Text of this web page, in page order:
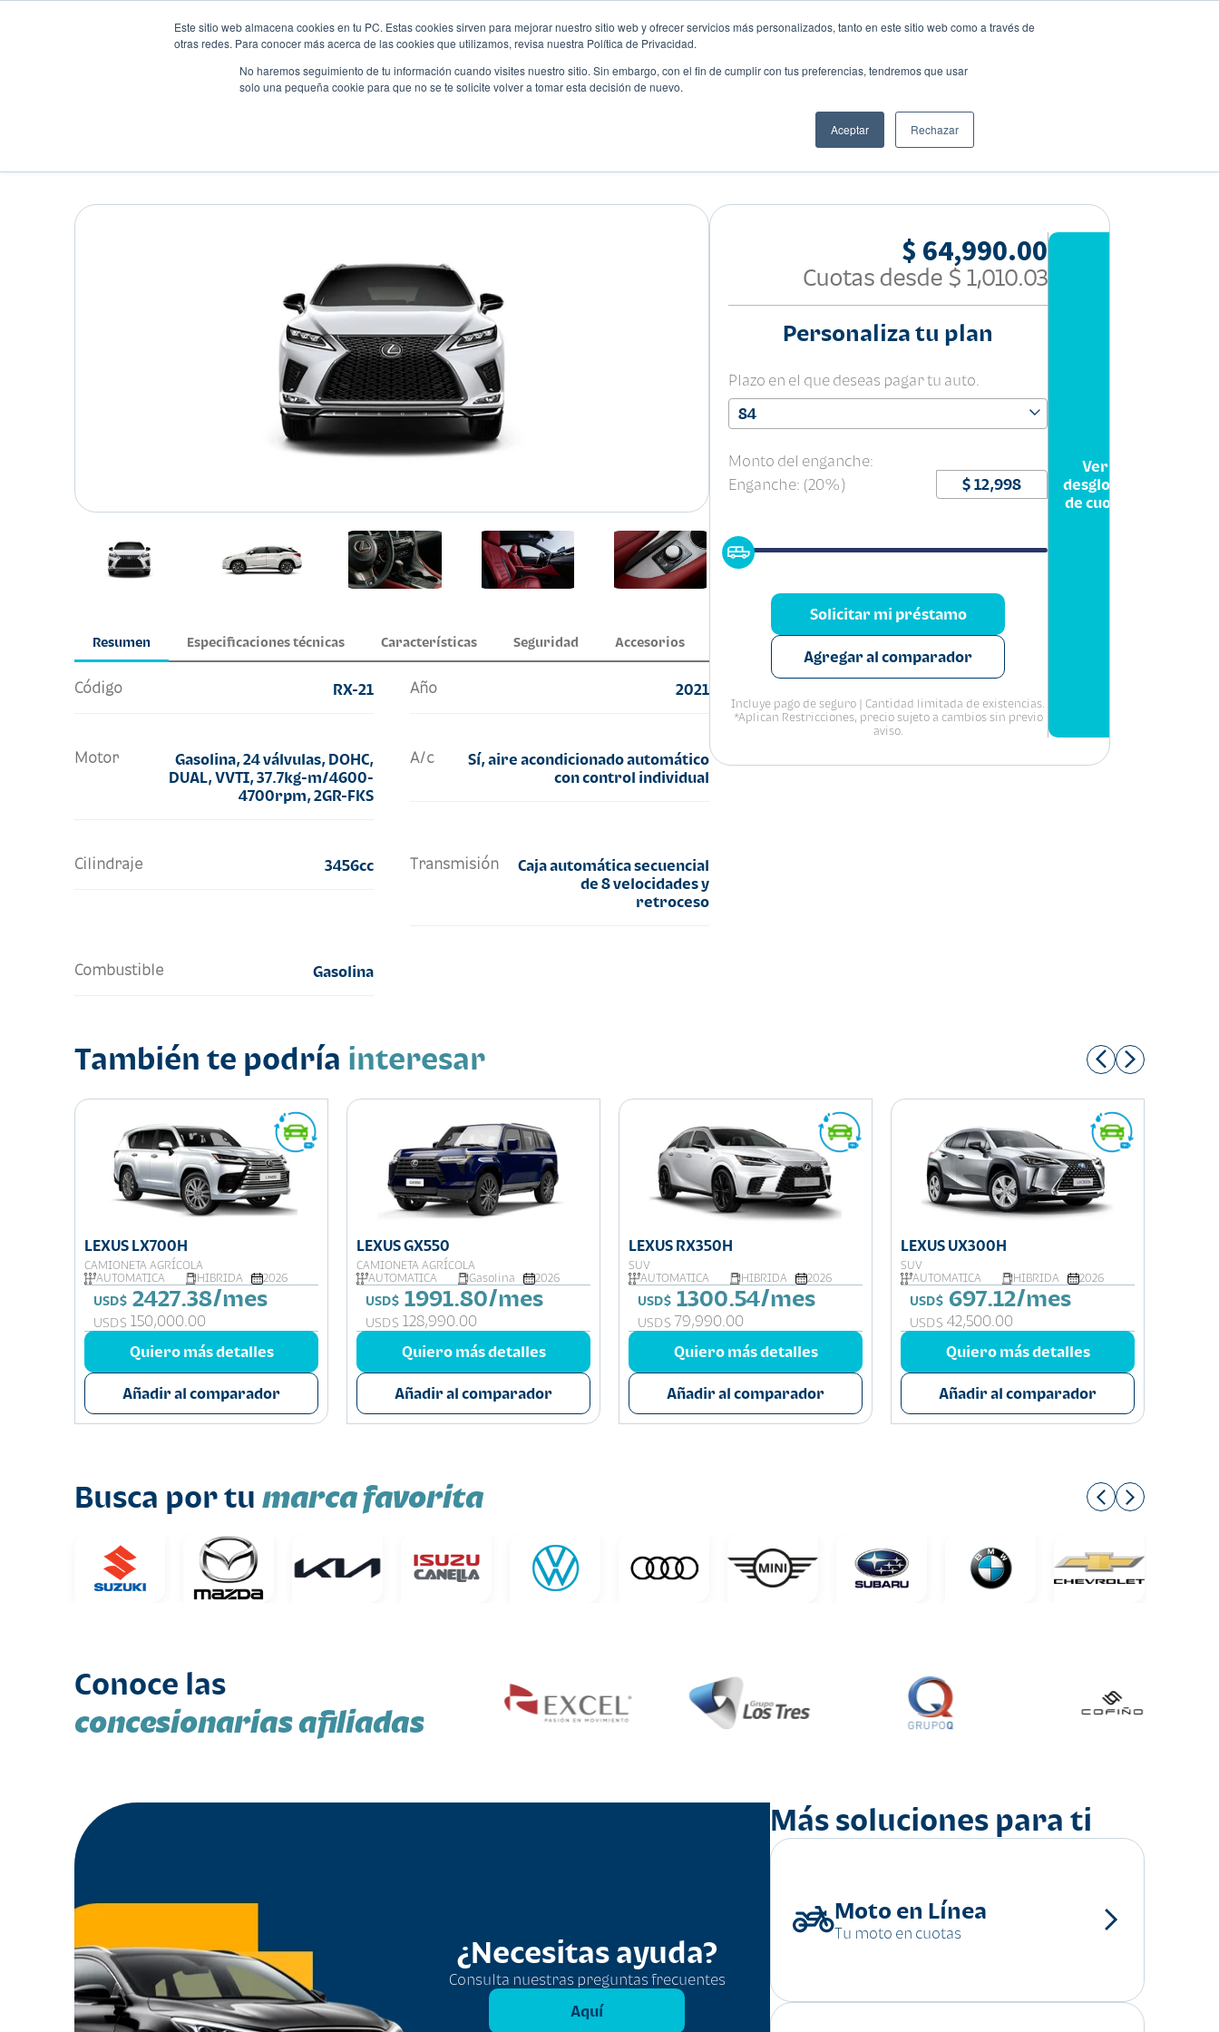
Este sitio web almacena cookies en tu PC. Estas cookies sirven para mejorar nuestro sitio web y ofrecer servicios más personalizados, tanto en este sitio web como a través de
otras redes. Para conocer más acerca de las cookies que utilizamos, revisa nuestra Política de Privacidad.
No haremos seguimiento de tu información cuando visites nuestro sitio. Sin embargo, con el fin de cumplir con tus preferencias, tendremos que usar
solo una pequeña cookie para que no se te solicite volver a tomar esta decisión de nuevo.
Aceptar Rechazar
Compartir:
Resumen Especificaciones técnicas Características Seguridad Accesorios
Código RX-21 Año 2021
Motor
Gasolina, 24 válvulas, DOHC,
DUAL, VVTI, 37.7kg-m/4600-
4700rpm, 2GR-FKS
A/c
Sí, aire acondicionado automático
con control individual
Cilindraje 3456cc Transmisión
Caja automática secuencial
de 8 velocidades y
retroceso
Combustible Gasolina
$ 64,990.00
Cuotas desde $ 1,010.03
Personaliza tu plan
Plazo en el que deseas pagar tu auto.
84
Monto del enganche:
Enganche: (20%)
Solicitar mi préstamo
Agregar al comparador
Incluye pago de seguro | Cantidad limitada de existencias.
*Aplican Restricciones, precio sujeto a cambios sin previo
aviso.
Ver
desglose
de cuota
También te podría interesar
LEXUS LX700H
CAMIONETA AGRÍCOLA
AUTOMATICA
HIBRIDA 2026
USD$ 2427.38/mes
USD$ 150,000.00
Quiero más detalles
Añadir al comparador
LEXUS GX550
CAMIONETA AGRÍCOLA
AUTOMATICA
Gasolina 2026
USD$ 1991.80/mes
USD$ 128,990.00
Quiero más detalles
Añadir al comparador
LEXUS RX350H
SUV
AUTOMATICA
HIBRIDA 2026
USD$ 1300.54/mes
USD$ 79,990.00
Quiero más detalles
Añadir al comparador
LEXUS UX300H
SUV
AUTOMATICA
HIBRIDA 2026
USD$ 697.12/mes
USD$ 42,500.00
Quiero más detalles
Añadir al comparador
Busca por tu marca favorita
Conoce las
concesionarias afiliadas
¿Necesitas ayuda?
Consulta nuestras preguntas frecuentes
Aquí
Más soluciones para ti
Moto en Línea
Tu moto en cuotas